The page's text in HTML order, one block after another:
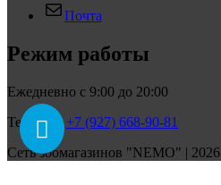
Почта
Режим работы
Ежедневно с 9:00 до 20:00
Телефон:+7 (927) 668-90-81
Сеть зоомагазинов "NEMO" | 2026